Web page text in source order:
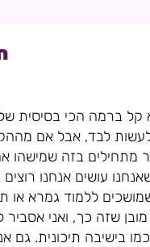
קל ברמה הכי בסיסית
לעשות לבד, אבל אם
בזה שמישהו
עושים אנחנו
ללמוד גמרא
שזה כך, ואני אסביר
בישיבה תיכונית.